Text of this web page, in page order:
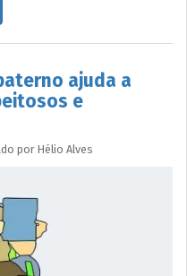
ajuda a
e
porHélio Alves